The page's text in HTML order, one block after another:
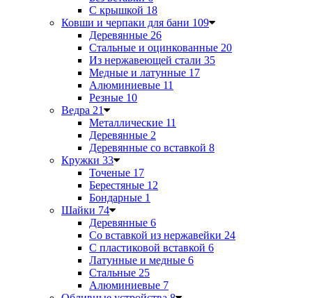
С крышкой 18
Ковши и черпаки для бани 109
Деревянные 26
Стальные и оцинкованные 20
Из нержавеющей стали 35
Медные и латунные 17
Алюминиевые 11
Резные 10
Ведра 21
Металлические 11
Деревянные 2
Деревянные со вставкой 8
Кружки 33
Точеные 17
Берестяные 12
Бондарные 1
Шайки 74
Деревянные 6
Со вставкой из нержавейки 24
С пластиковой вставкой 6
Латунные и медные 6
Стальные 25
Алюминиевые 7